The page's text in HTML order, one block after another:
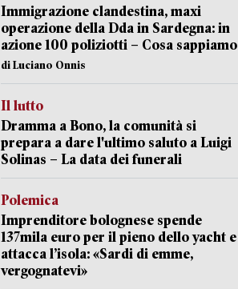
Immigrazione clandestina, maxi
operazione della Dda in Sardegna: in
azione 100 poliziotti – Cosa sappiamo
di Luciano Onnis
Il lutto
Dramma a Bono, la comunità si
prepara a dare l'ultimo saluto a Luigi
Solinas – La data dei funerali
Polemica
Imprenditore bolognese spende
137mila euro per il pieno dello yacht e
attacca l’isola: «Sardi di emme,
vergognatevi»